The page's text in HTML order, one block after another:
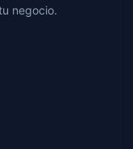
negocio.